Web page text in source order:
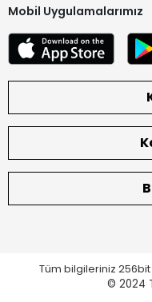
Mobil Uygulamalarımız
Tüm bilgileriniz 256bit
© 2024